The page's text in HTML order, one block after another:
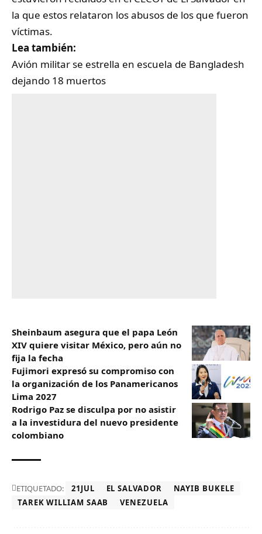
la que estos relataron los abusos de los que fueron
víctimas.
Lea también:
Avión militar se estrella en escuela de Bangladesh
dejando 18 muertos
Sheinbaum asegura que el papa León
XIV quiere visitar México, pero aún no
fija la fecha
Fujimori expresó su compromiso con
la organización de los Panamericanos
Lima 2027
Rodrigo Paz se disculpa por no asistir
a la investidura del nuevo presidente
colombiano
ETIQUETADO: 21JUL EL SALVADOR
NAYIB BUKELE
TAREK WILLIAM SAAB
VENEZUELA